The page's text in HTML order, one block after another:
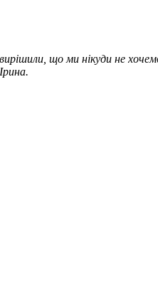
вирішили, що ми нікуди не